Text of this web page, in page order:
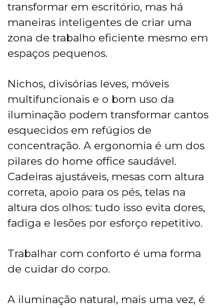
transformar em escritório, mas há
maneiras inteligentes de criar uma
zona de trabalho eficiente mesmo em
espaços pequenos.
Nichos, divisórias leves, móveis
multifuncionais e o bom uso da
iluminação podem transformar cantos
esquecidos em refúgios de
concentração. A ergonomia é um dos
pilares do home office saudável.
Cadeiras ajustáveis, mesas com altura
correta, apoio para os pés, telas na
altura dos olhos: tudo isso evita dores,
fadiga e lesões por esforço repetitivo.
Trabalhar com conforto é uma forma
de cuidar do corpo.
A iluminação natural, mais uma vez, é